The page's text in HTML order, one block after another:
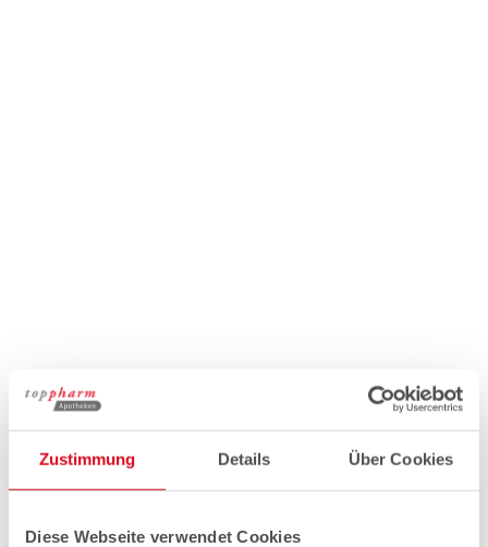
Zustimmung Details Über Cookies
Diese Webseite verwendet Cookies